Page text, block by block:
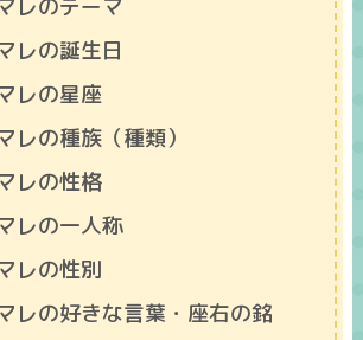
レのテーマ
レの誕生日
レの星座
レの種族（種類）
レの性格
レの一人称
レの性別
レの好きな言葉・座右の銘